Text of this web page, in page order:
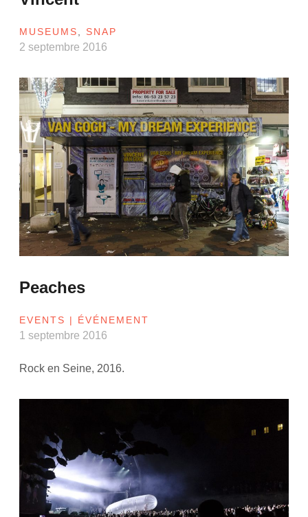
MUSEUMS, SNAP
2 septembre 2016
Peaches
EVENTS | ÉVÉNEMENT
1 septembre 2016
Rock en Seine, 2016.